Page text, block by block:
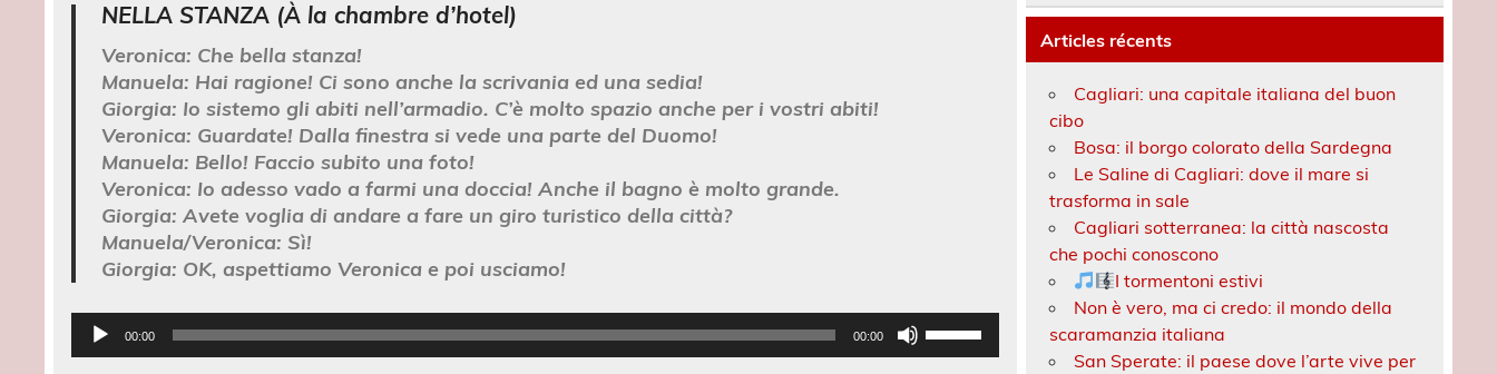
NELLA STANZA (À la chambre d’hotel)
Veronica: Che bella stanza!
Manuela: Hai ragione! Ci sono anche la scrivania ed una sedia!
Giorgia: Io sistemo gli abiti nell’armadio. C’è molto spazio anche per i vostri abiti!
Veronica: Guardate! Dalla finestra si vede una parte del Duomo!
Manuela: Bello! Faccio subito una foto!
Veronica: Io adesso vado a farmi una doccia! Anche il bagno è molto grande.
Giorgia: Avete voglia di andare a fare un giro turistico della città?
Manuela/Veronica: Sì!
Giorgia: OK, aspettiamo Veronica e poi usciamo!
Lecteur
audio00:00 00:00
Utilisez
les
Articles récents
Cagliari: una capitale italiana del buon
cibo
Bosa: il borgo colorato della Sardegna
Le Saline di Cagliari: dove il mare si
trasforma in sale
Cagliari sotterranea: la città nascosta
che pochi conoscono
I tormentoni estivi
Non è vero, ma ci credo: il mondo della
scaramanzia italiana
San Sperate: il paese dove l’arte vive per